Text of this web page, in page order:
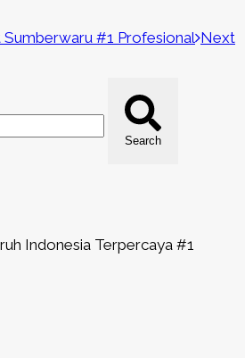
Sumberwaru #1 Profesional Next
Search
Indonesia Terpercaya #1